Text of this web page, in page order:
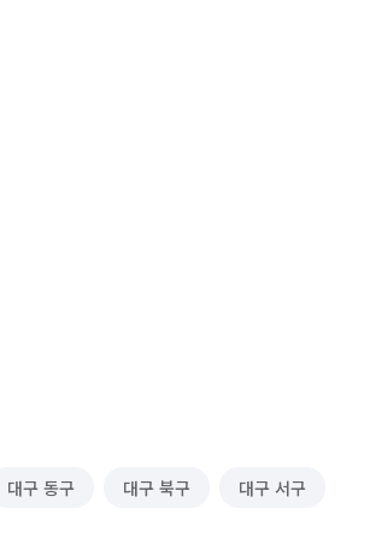
대구 동구 대구 북구 대구 서구